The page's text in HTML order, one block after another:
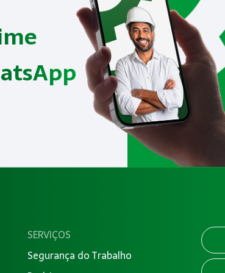
SERVIÇOS
Segurança do Trabalho